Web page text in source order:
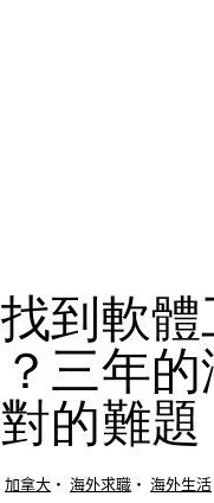
到軟
三年
的難題
加拿大 · 海外求職 · 海外生活